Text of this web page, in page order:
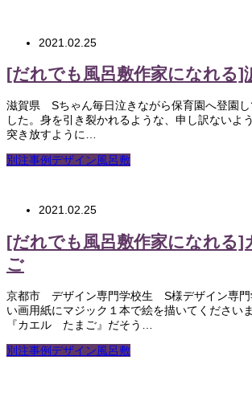
2021.02.25
[だれでも風呂敷作家になれる]
滋賀県 Sちゃん毎日泣きながら保育園へ登園し
した。身を引き裂かれるような、申し訳ないよ
突き放すように…
別注事例デザイン風呂敷
2021.02.25
[だれでも風呂敷作家になれる]
ご
京都市 デザイン専門学校生 S様デザイン専門
い画用紙にマジック１本で絵を描いてください
『カエル たまご』だそう…
別注事例デザイン風呂敷